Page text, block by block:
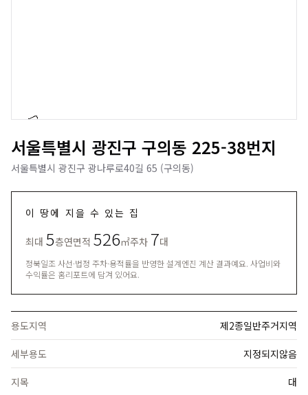
서울특별시 광진구 구의동 225-38번지
서울특별시 광진구 광나루로40길 65 (구의동)
이 땅에 지을 수 있는 집
최대 5층연면적 526㎡주차 7대
정북일조 사선·법정 주차·용적률을 반영한 설계엔진 계산 결과예요. 사업비와
수익률은 홈리포트에 담겨 있어요.
용도지역 제2종일반주거지역
세부용도 지정되지않음
지목 대